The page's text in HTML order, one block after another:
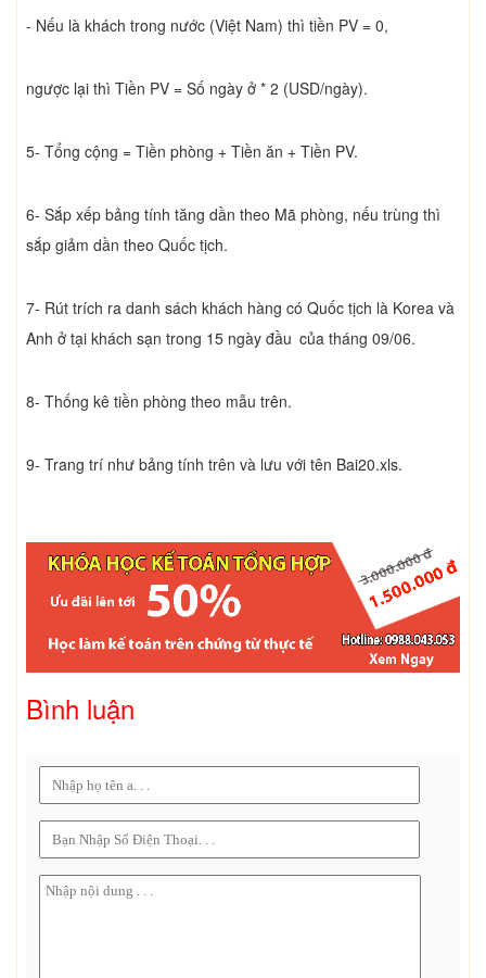
- Nếu là khách trong nước (Việt Nam) thì tiền PV = 0,
ngược lại thì Tiền PV = Số ngày ở * 2 (USD/ngày).
5- Tổng cộng = Tiền phòng + Tiền ăn + Tiền PV.
6- Sắp xếp bảng tính tăng dần theo Mã phòng, nếu trùng thì
sắp giảm dần theo Quốc tịch.
7- Rút trích ra danh sách khách hàng có Quốc tịch là Korea và
Anh ở tại khách sạn trong 15 ngày đầu của tháng 09/06.
8- Thống kê tiền phòng theo mẫu trên.
9- Trang trí như bảng tính trên và lưu với tên Bai20.xls.
Bình luận